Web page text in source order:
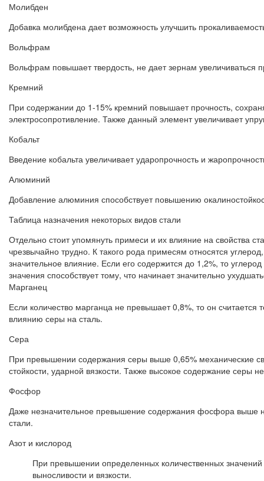
Молибден
Добавка молибдена дает возможность улучшить
Вольфрам
Вольфрам повышает твердость, не дает зернам увеличиваться
Кремний
При содержании до 1-15% кремний повышает прочность,
электросопротивление. Также данный элемент увеличивает
Кобальт
Введение кобальта увеличивает ударопрочность и
Алюминий
Добавление алюминия способствует повышению
Таблица назначения некоторых видов стали
Отдельно стоит упомянуть примеси и их влияние на свойства
чрезвычайно трудно. К такого рода примесям относятся
значительное влияние. Если его содержится до 1,2%, то
значения способствует тому, что начинает значительно
Марганец
Если количество марганца не превышает 0,8%, то он считается
влиянию серы на сталь.
Сера
При превышении содержания серы выше 0,65% механические
стойкости, ударной вязкости. Также высокое содержание серы
Фосфор
Даже незначительное превышение содержания фосфора выше
стали.
Азот и кислород
При превышении определенных количественных
выносливости и вязкости.